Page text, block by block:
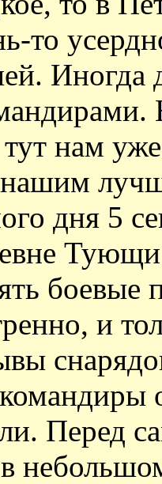
то
Иногда
нам
нашим
дня 5
и
Перед